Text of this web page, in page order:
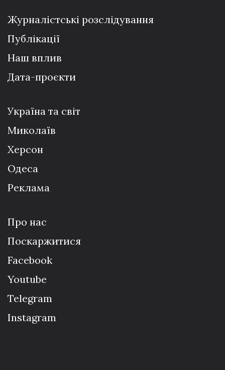
Журналістські розслідування
Публікації
Наш вплив
Дата-проєкти
Україна та світ
Миколаїв
Херсон
Одеса
Реклама
Про нас
Поскаржитися
Facebook
Youtube
Telegram
Instagram